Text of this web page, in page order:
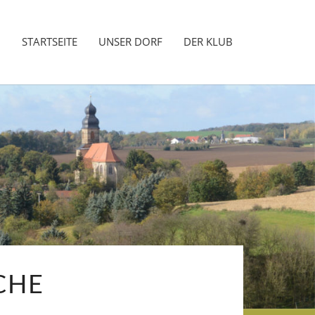
STARTSEITE UNSER DORF DER KLUB